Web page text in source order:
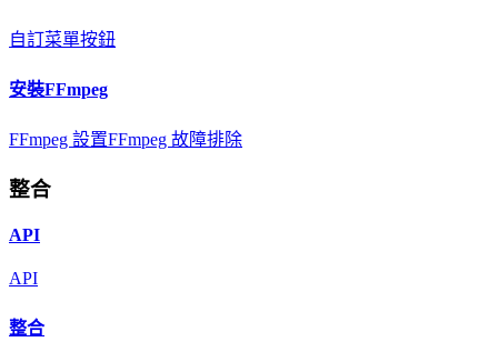
自訂菜單按鈕
安裝FFmpeg
FFmpeg 設置FFmpeg 故障排除
整合
API
API
整合